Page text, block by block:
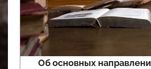
Об основных